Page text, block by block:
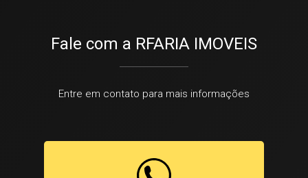
Fale com a RFARIA IMOVEIS
Entre em contato para mais informações